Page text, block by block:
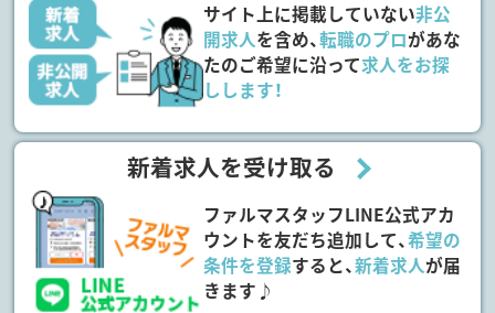
サイト上に掲載していない非公
開求人を含め、転職のプロがあな
たのご希望に沿って求人をお探
しします！
新着求人を受け取る
ファルマスタッフLINE公式アカ
ウントを友だち追加して、希望の
条件を登録すると、新着求人が届
きます♪